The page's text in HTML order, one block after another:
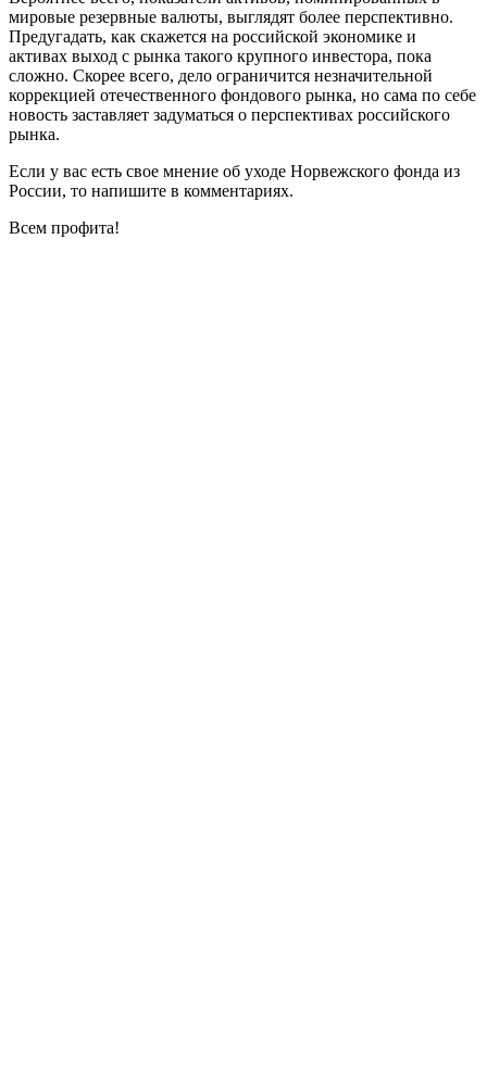
мировые резервные валюты, выглядят более перспективно.
Предугадать, как скажется на российской экономике и
активах выход с рынка такого крупного инвестора, пока
сложно. Скорее всего, дело ограничится незначительной
коррекцией отечественного фондового рынка, но сама по себе
новость заставляет задуматься о перспективах российского
рынка.
Если у вас есть свое мнение об уходе Норвежского фонда из
России, то напишите в комментариях.
Всем профита!